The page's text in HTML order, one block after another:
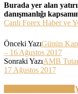
Burada yer alan
danışmanlığı
Canlı Forex Haber ve
Önceki YazıGünün
– 16 Ağustos 2017
Sonraki YazıAMB
17 Ağustos 2017